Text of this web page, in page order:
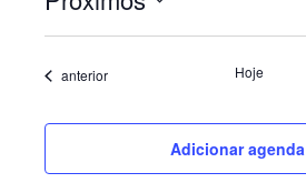
data.
Eventos
anterior Hoje
Adicionar agenda